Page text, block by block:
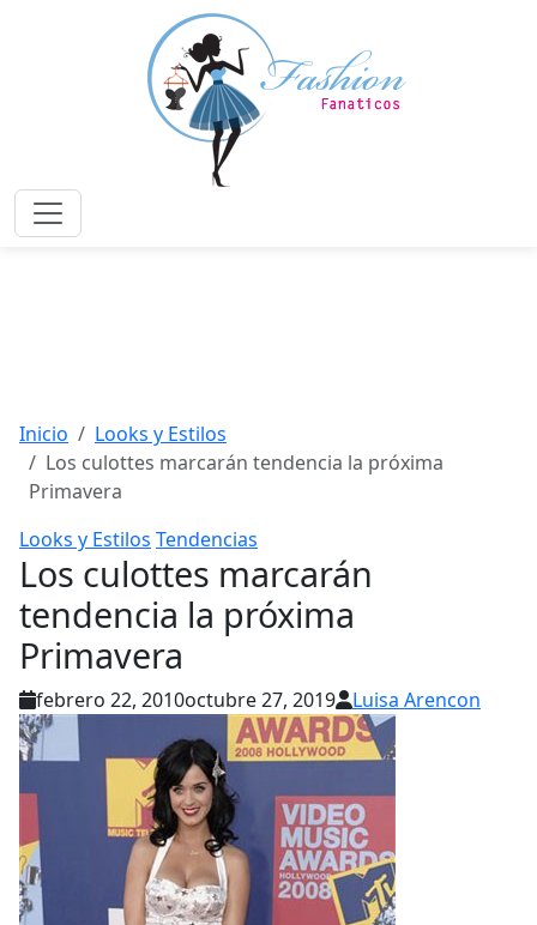
Menú
Inicio
Looks y Estilos
Los culottes marcarán tendencia la próxima
Primavera
Looks y Estilos Tendencias
Los culottes marcarán
tendencia la próxima
Primavera
febrero 22, 2010octubre 27, 2019 Luisa Arencon